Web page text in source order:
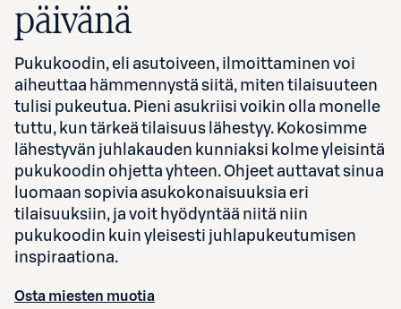
päivänä
Pukukoodin, eli asutoiveen, ilmoittaminen voi
aiheuttaa hämmennystä siitä, miten tilaisuuteen
tulisi pukeutua. Pieni asukriisi voikin olla monelle
tuttu, kun tärkeä tilaisuus lähestyy. Kokosimme
lähestyvän juhlakauden kunniaksi kolme yleisintä
pukukoodin ohjetta yhteen.Ohjeet auttavat sinua
luomaan sopivia asukokonaisuuksia eri
tilaisuuksiin, ja voit hyödyntää niitä niin
pukukoodin kuin yleisesti juhlapukeutumisen
inspiraationa.
Osta miesten muotia